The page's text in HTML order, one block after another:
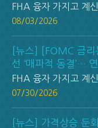
FHA 융자 가지고 계
08/03/2026
[뉴스] [FOMC 금리
선 ‘매파적 동결’…
FHA 융자 가지고 계
07/30/2026
[뉴스] 가격상승 둔